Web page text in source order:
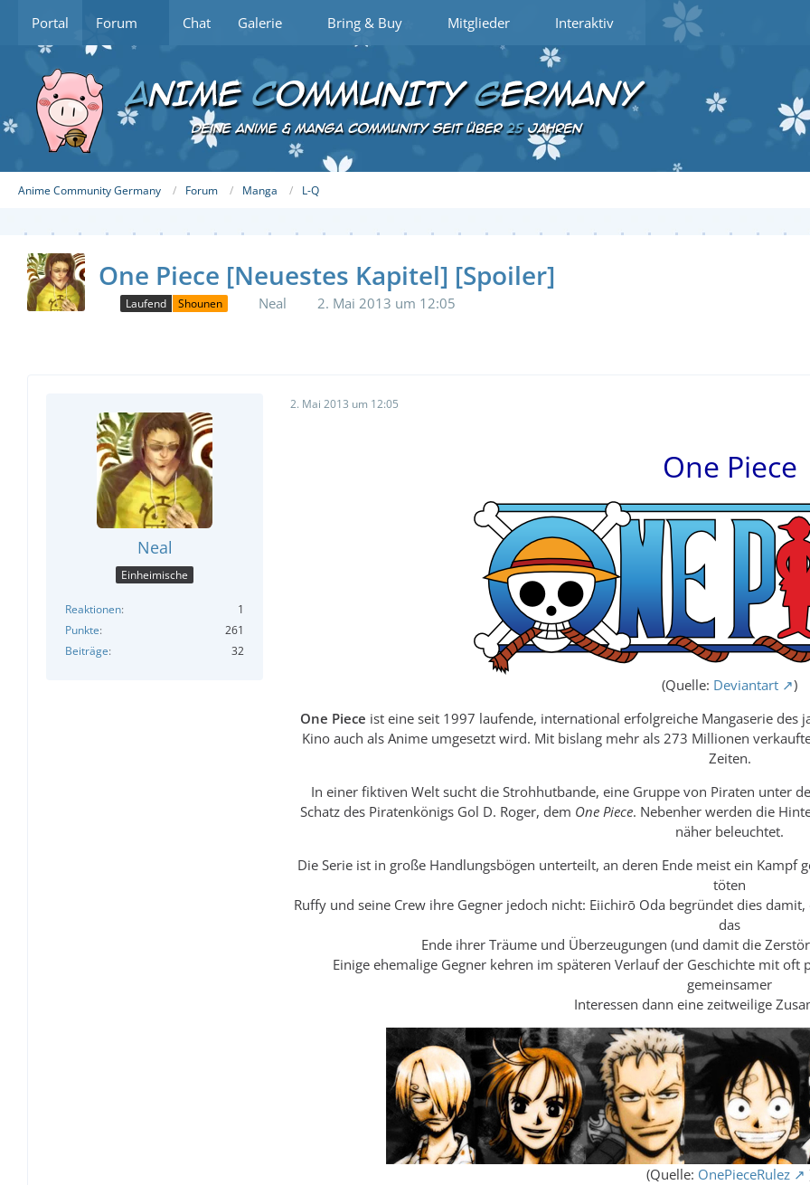
Portal Forum Chat Galerie Bring & Buy Mitglieder Interaktiv
Anime Community Germany Forum Manga L-Q
One Piece [Neuestes Kapitel] [Spoiler]
Laufend Shounen Neal 2. Mai 2013 um 12:05
Neal
Einheimische
Reaktionen
1
Punkte
261
Beiträge
32
2. Mai 2013 um 12:05
One Piece
(Quelle: Deviantart
)
One Piece ist eine seit 1997 laufende, international erfolgreiche Mangaserie des
Kino auch als Anime umgesetzt wird. Mit bislang mehr als 273 Millionen
Zeiten.
In einer fiktiven Welt sucht die Strohhutbande, eine Gruppe von Piraten unter
Schatz des Piratenkönigs Gol D. Roger, dem One Piece. Nebenher werden die
näher beleuchtet.
Die Serie ist in große Handlungsbögen unterteilt, an deren Ende meist ein Kampf
töten
Ruffy und seine Crew ihre Gegner jedoch nicht: Eiichirō Oda begründet dies
das
Ende ihrer Träume und Überzeugungen (und damit die
Einige ehemalige Gegner kehren im späteren Verlauf der Geschichte mit
gemeinsamer
Interessen dann eine zeitweilige
(Quelle: OnePieceRulez